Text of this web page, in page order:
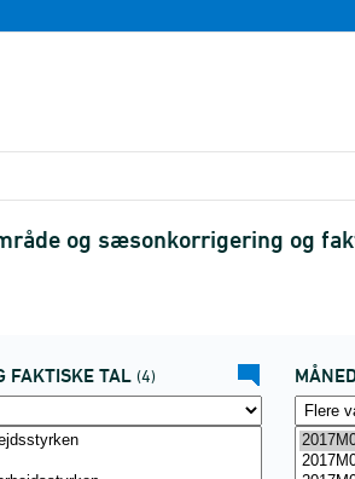
og sæsonkorrigering og
FAKTISKE TAL (4)